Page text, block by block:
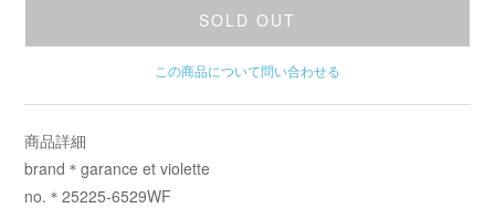
SOLD OUT
この商品について問い合わせる
商品詳細
brand＊garance et violette
no.＊25225-6529WF